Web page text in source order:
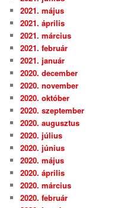
2021. május
2021. április
2021. március
2021. február
2021. január
2020. december
2020. november
2020. október
2020. szeptember
2020. augusztus
2020. július
2020. június
2020. május
2020. április
2020. március
2020. február